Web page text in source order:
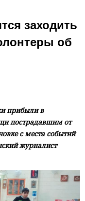
заходить
об
прибыли в
пострадавшим от
с места событий
журналист